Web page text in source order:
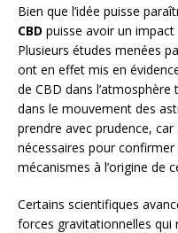
Bien que l’idée puisse
CBD puisse avoir un impact
Plusieurs études menées
ont en effet mis en
de CBD dans
dans le mouvement des
prendre avec prudence,
nécessaires pour
mécanismes à l’origine de
Certains scientifiques
forces gravitationnelles qui